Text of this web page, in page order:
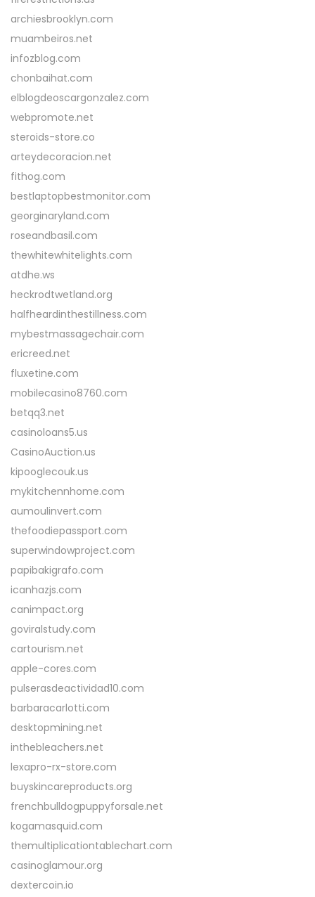
archiesbrooklyn.com
muambeiros.net
infozblog.com
chonbaihat.com
elblogdeoscargonzalez.com
webpromote.net
steroids-store.co
arteydecoracion.net
fithog.com
bestlaptopbestmonitor.com
georginaryland.com
roseandbasil.com
thewhitewhitelights.com
atdhe.ws
heckrodtwetland.org
halfheardinthestillness.com
mybestmassagechair.com
ericreed.net
fluxetine.com
mobilecasino8760.com
betqq3.net
casinoloans5.us
CasinoAuction.us
kipooglecouk.us
mykitchennhome.com
aumoulinvert.com
thefoodiepassport.com
superwindowproject.com
papibakigrafo.com
icanhazjs.com
canimpact.org
goviralstudy.com
cartourism.net
apple-cores.com
pulserasdeactividad10.com
barbaracarlotti.com
desktopmining.net
inthebleachers.net
lexapro-rx-store.com
buyskincareproducts.org
frenchbulldogpuppyforsale.net
kogamasquid.com
themultiplicationtablechart.com
casinoglamour.org
dextercoin.io